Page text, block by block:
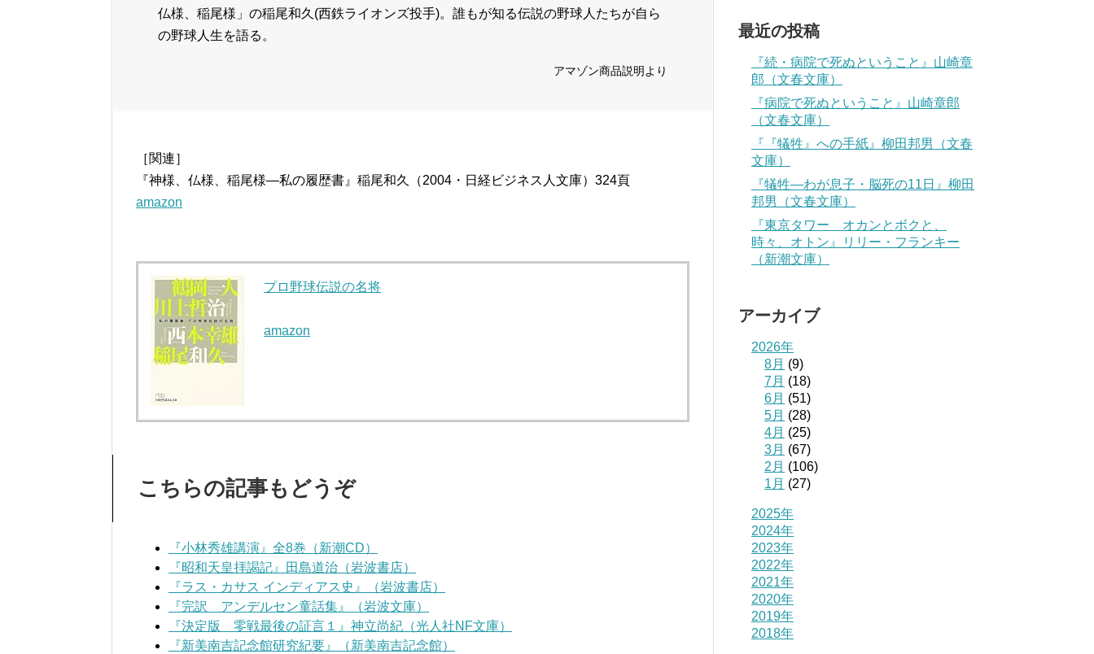
仏様、稲尾様」の稲尾和久(西鉄ライオンズ投手)。誰もが知る伝説の野球人たちが自ら
の野球人生を語る。
アマゾン商品説明より
［関連］
『神様、仏様、稲尾様―私の履歴書』稲尾和久（2004・日経ビジネス人文庫）324頁
amazon
プロ野球伝説の名将
amazon
こちらの記事もどうぞ
『小林秀雄講演』全8巻（新潮CD）
『昭和天皇拝謁記』田島道治（岩波書店）
『ラス・カサス インディアス史』（岩波書店）
『完訳 アンデルセン童話集』（岩波文庫）
『決定版 零戦最後の証言１』神立尚紀（光人社NF文庫）
『新美南吉記念館研究紀要』（新美南吉記念館）
最近の投稿
『続・病院で死ぬということ』山崎章
郎（文春文庫）
『病院で死ぬということ』山崎章郎
（文春文庫）
『『犠牲』への手紙』柳田邦男（文春
文庫）
『犠牲―わが息子・脳死の11日』柳田
邦男（文春文庫）
『東京タワー オカンとボクと、
時々、オトン』リリー・フランキー
（新潮文庫）
アーカイブ
2026年
8月 (9)
7月 (18)
6月 (51)
5月 (28)
4月 (25)
3月 (67)
2月 (106)
1月 (27)
2025年
2024年
2023年
2022年
2021年
2020年
2019年
2018年